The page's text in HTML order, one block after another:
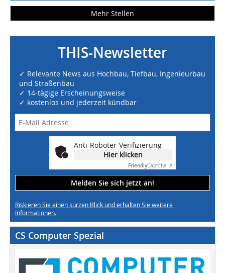
Mehr Stellen
THIS-Newsletter
✓ Relevante News aus Hochbau, Tiefbau, Ingenieurbau
und Straßenbau
✓ 14-tägige Erscheinungsweise
✓ kostenlos und jederzeit kündbar
Anti-Roboter-Verifizierung
Hier klicken
FriendlyCaptcha ⇗
Melden Sie sich jetzt an!
Riskieren Sie einen kurzen Blick und erhalten Sie weitere
Informationen.
CS Computer Spezial